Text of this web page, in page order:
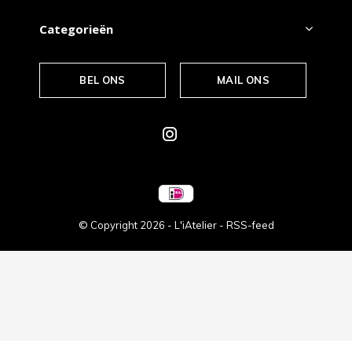
Categorieën
BEL ONS MAIL ONS
© Copyright 2026 - L'iAtelier - RSS-feed